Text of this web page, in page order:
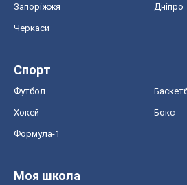
Запоріжжя Дніпро
Черкаси
Спорт
Футбол
Хокей Бокс
Формула-1
Моя школа